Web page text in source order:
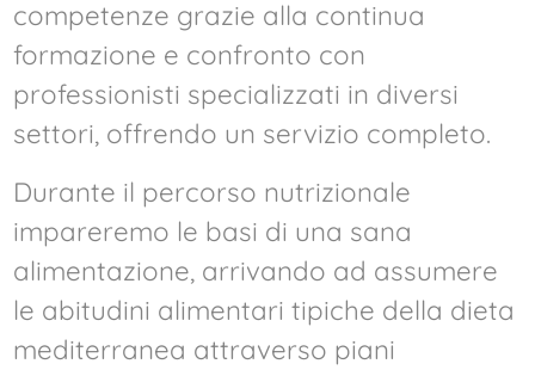
competenze grazie alla continua
formazione e confronto con
professionisti specializzati in diversi
settori, offrendo un servizio completo.
Durante il percorso nutrizionale
impareremo le basi di una sana
alimentazione, arrivando ad assumere
le abitudini alimentari tipiche della dieta
mediterranea attraverso piani